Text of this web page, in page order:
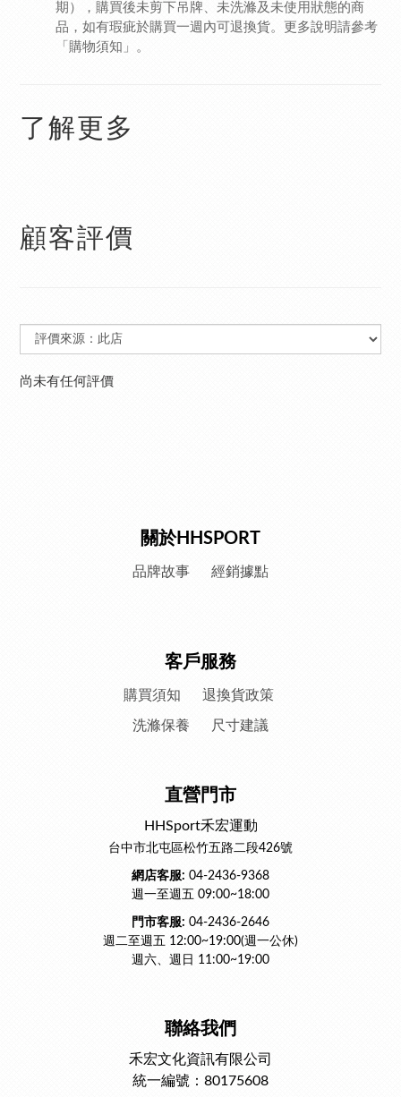
期），購買後未剪下吊牌、未洗滌及未使用狀態的商
品，如有瑕疵於購買一週內可退換貨。更多說明請參考
「購物須知」 。
了解更多
顧客評價
尚未有任何評價
關於HHSPORT
品牌故事 經銷據點
客戶服務
購買須知 退換貨政策
洗滌保養 尺寸建議
直營門市
HHSport禾宏運動
台中市北屯區松竹五路二段426號
網店客服: 04-2436-9368
週一至週五 09:00~18:00
門市客服: 04-2436-2646
週二至週五 12:00~19:00(週一公休)
週六、週日 11:00~19:00
聯絡我們
禾宏文化資訊有限公司
統一編號：80175608